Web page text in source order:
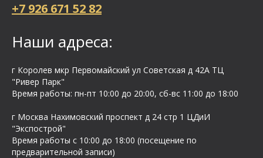
+7 926 671 52 82
Наши адреса:
г Королев мкр Первомайский ул Cоветская д 42А ТЦ
"Ривер Парк"
Время работы: пн-пт 10:00 до 20:00, сб-вс 11:00 до 18:00
г Москва Нахимовский проспект д 24 стр 1 ЦДиИ
"Экспострой"
Время работы с 10:00 до 18:00 (посещение по
предварительной записи)